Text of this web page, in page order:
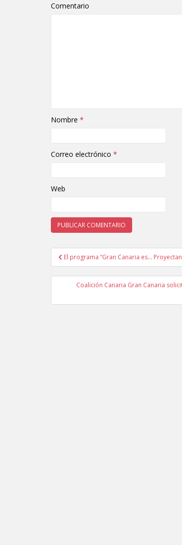
Comentario
Nombre *
Correo electrónico *
Web
Navegación de
El programa “Gran Canaria es…
Coalición Canaria Gran Canaria